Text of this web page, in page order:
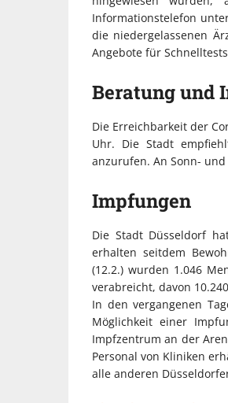
Informationstelefon
die niedergelassenen
Angebote für
Beratung und
Die Erreichbarkeit der
Uhr. Die Stadt
anzurufen. An Sonn-
Impfungen
Die Stadt Düsseldorf
erhalten seitdem
(12.2.) wurden 1.046
verabreicht, davon
In den vergangenen
Möglichkeit einer
Impfzentrum an der
Personal von Kliniken
alle anderen